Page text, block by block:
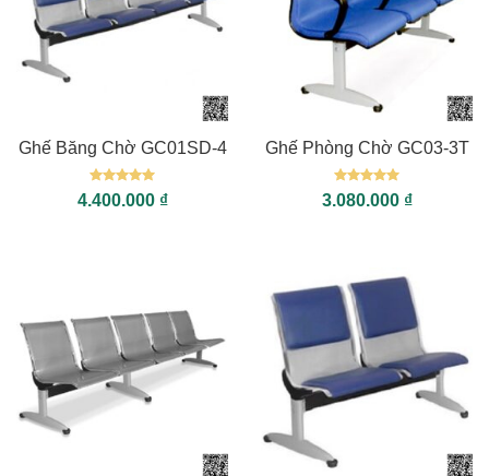
Ghế Băng Chờ GC01SD-4
Được xếp
hạng55
4.400.000 ₫
Ghế Phòng Chờ GC03-3T
Được xếp
hạng55
3.080.000 ₫